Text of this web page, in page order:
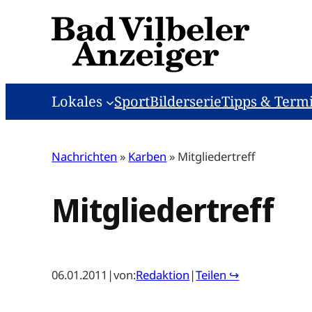
Lokales SportBilderserieTipps &
Nachrichten » Karben » Mitgliedertreff
Mitgliedertreff
06.01.2011 |von:Redaktion |Teilen ↪